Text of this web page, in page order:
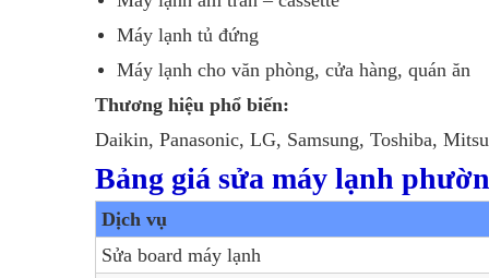
Máy lạnh tủ đứng
Máy lạnh cho văn phòng, cửa hàng, quán ăn
Thương hiệu phổ biến:
Daikin, Panasonic, LG, Samsung, Toshiba,
Bảng giá sửa máy lạnh
Dịch vụ
Sửa board máy lạnh